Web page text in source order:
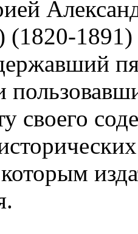
(1820-1891)
своего